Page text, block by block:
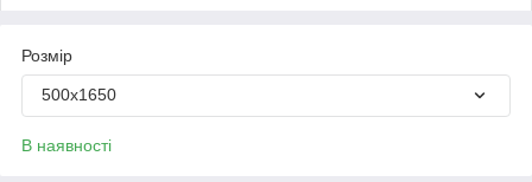
Розмір
500х1650
В наявності